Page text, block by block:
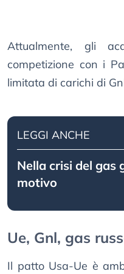
Attualmente, gli
competizione con i
limitata di carichi di
LEGGI ANCHE
Nella crisi del gas
motivo
Ue, Gnl, gas
Il patto Usa-Ue è